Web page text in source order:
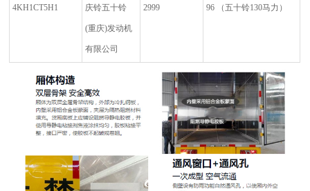
4KH1CT5H1 庆铃五十铃
(重庆)发动机
有限公司
2999 96 （五十铃130马力）